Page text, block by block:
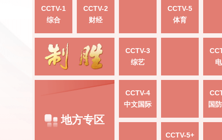
CCTV-1
综合
CCTV-2
财经
CCTV-5
体育
CCTV-3
综艺
地方专区
CCTV-4
中文国际
国
CCTV-5+